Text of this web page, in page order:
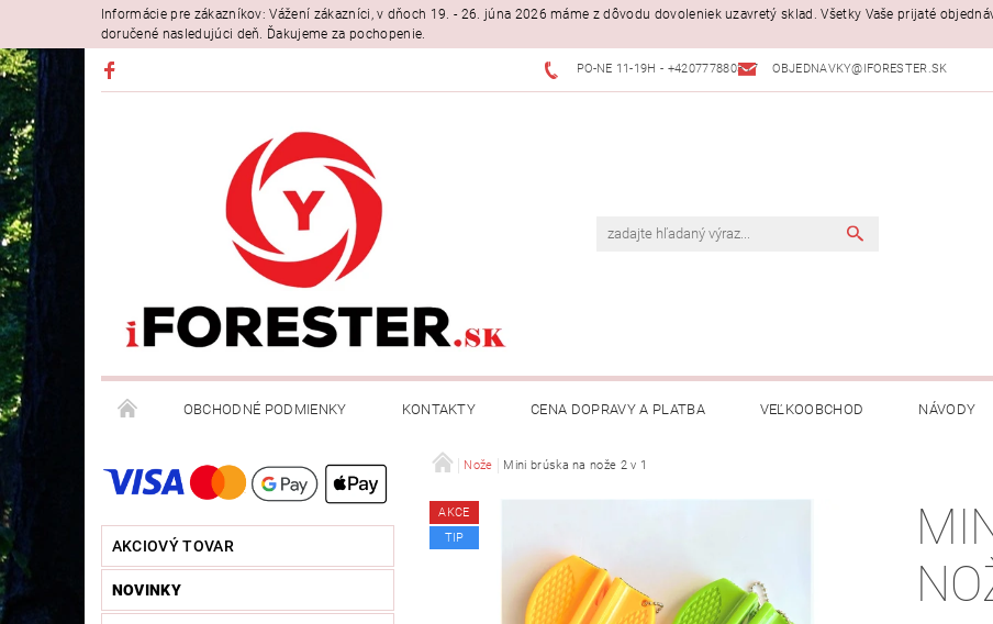
Informácie pre zákazníkov: Vážení zákazníci, v dňoch 19. - 26. júna 2026 máme z dôvodu dovoleniek uzavretý sklad. Všetky Vaše prijaté
doručené nasledujúci deň. Ďakujeme za pochopenie.
PO-NE 11-19H - +420777880397 OBJEDNAVKY@IFORESTER.SK
OBCHODNÉ PODMIENKY KONTAKTY CENA DOPRAVY A PLATBA VEĽKOOBCHOD NÁVODY
AKCIOVÝ TOVAR
NOVINKY
Nože Mini brúska na nože 2 v 1
AKCE
TIP